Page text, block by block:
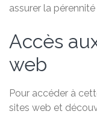
assurer la
Accès
web
Pour accéder à
sites web et